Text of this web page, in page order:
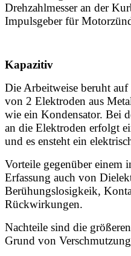
Drehzahlmesser an der
Impulsgeber für
Kapazitiv
Die Arbeitweise beruht
von 2 Elektroden aus
wie ein Kondensator. Bei
an die Elektroden erfolgt
und es ensteht ein
Vorteile gegenüber einem
Erfassung auch von
Berühungslosigkeik,
Rückwirkungen.
Nachteile sind die
Grund von